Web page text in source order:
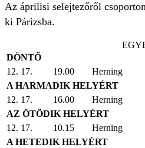
Az áprilisi selejtezőről
ki Párizsba.
DÖNTŐ
12. 17.
19.00
Herning
A HARMADIK HELYÉRT
12. 17.
16.00
Herning
AZ ÖTÖDIK HELYÉRT
12. 17.
10.15
Herning
A HETEDIK HELYÉRT